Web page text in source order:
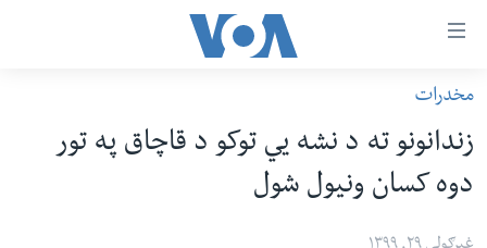
رسي
وړ
اتصالات
افغانستان
سیمه
امریکا
مخدرات
زندانونو ته د نشه يي توکو د قاچاق په تور
دوه کسان ونیول شول